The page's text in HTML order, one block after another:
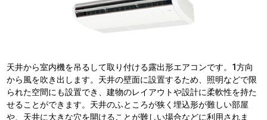
天井から室内機を吊るして取り付ける露出形エアコンです。1方向
から風を吹き出します。天井の壁面に設置するため、照明などで限
られた空間にも設置でき、建物のレイアウトや設計に柔軟性を持た
せることができます。天井のふところが狭く埋込形が難しい部屋
や、天井に大きな穴を開けることが難しい場合などに利用されま